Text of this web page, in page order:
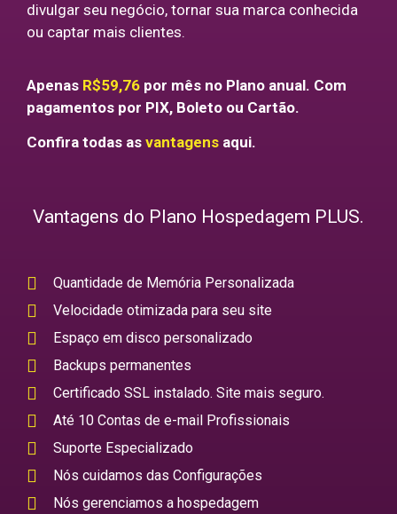
divulgar seu negócio, tornar sua marca conhecida
ou captar mais clientes.
Apenas R$59,76 por mês no Plano anual. Com
pagamentos por PIX, Boleto ou Cartão.
Confira todas as vantagens aqui.
Vantagens do Plano Hospedagem PLUS.
Quantidade de Memória Personalizada
Velocidade otimizada para seu site
Espaço em disco personalizado
Backups permanentes
Certificado SSL instalado. Site mais seguro.
Até 10 Contas de e-mail Profissionais
Suporte Especializado
Nós cuidamos das Configurações
Nós gerenciamos a hospedagem